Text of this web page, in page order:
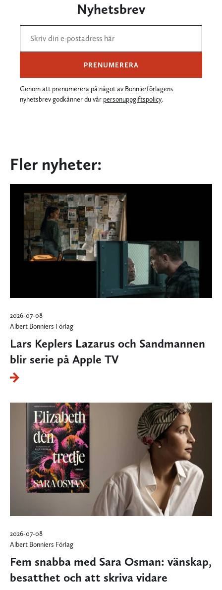
Nyhetsbrev
PRENUMERERA
Genom att prenumerera på något av Bonnierförlagens
nyhetsbrev godkänner du vår personuppgiftspolicy.
Fler nyheter:
2026-07-08
Albert Bonniers Förlag
Lars Keplers Lazarus och Sandmannen
blir serie på Apple TV
2026-07-08
Albert Bonniers Förlag
Fem snabba med Sara Osman: vänskap,
besatthet och att skriva vidare